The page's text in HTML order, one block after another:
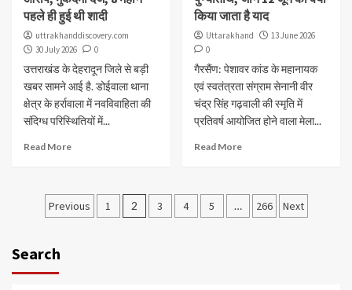
पहले ही हुई थी शादी
uttrakhanddiscovery.com
30 July 2026
0
उत्तराखंड के देहरादून जिले से बड़ी
खबर सामने आई है. डोईवाला थाना
क्षेत्र के हर्रावाला में नवविवाहिता की
संदिग्ध परिस्थितियों में...
Read More
किया जाता है याद
Uttarakhand
13 June 2026
0
गैरसैंण: पेशावर कांड के महानायक
एवं स्वतंत्रता संग्राम सेनानी वीर
चंद्र सिंह गढ़वाली की स्मृति में
प्रतिवर्ष आयोजित होने वाला मेला...
Read More
Posts
Previous 1 2 3 4 5 … 266 Next
Search